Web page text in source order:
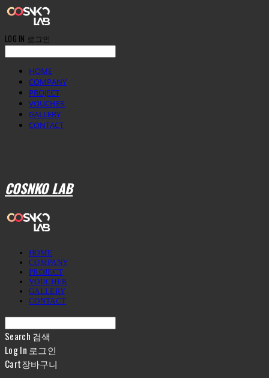
LOG IN 로그인
HOME
COMPANY
PROJECT
VOUCHER
GALLERY
CONTACT
COSNKO LAB
HOME
COMPANY
PROJECT
VOUCHER
GALLERY
CONTACT
Search 검색
Log In 로그인
Cart장바구니